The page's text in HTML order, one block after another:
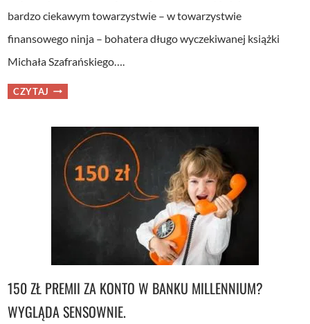
bardzo ciekawym towarzystwie – w towarzystwie
finansowego ninja – bohatera długo wyczekiwanej książki
Michała Szafrańskiego….
CZYTAJ FINANSOWY
NINJA
PRZECZYTAĆ
KSIĄŻKĘ
MICHAŁA
SZAFRAŃSKIEGO?
150 ZŁ PREMII ZA KONTO W BANKU MILLENNIUM?
WYGLĄDA SENSOWNIE.